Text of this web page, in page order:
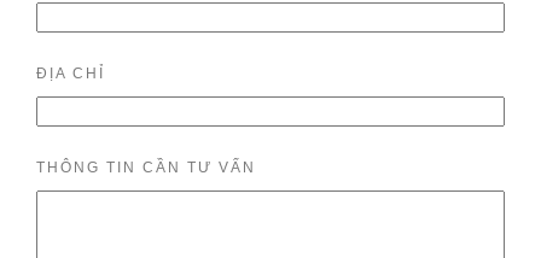
ĐỊA CHỈ
THÔNG TIN CẦN TƯ VẤN